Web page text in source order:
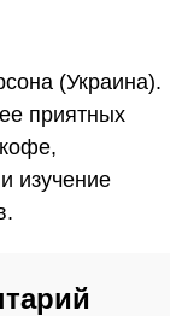
(Украина).
приятных
изучение